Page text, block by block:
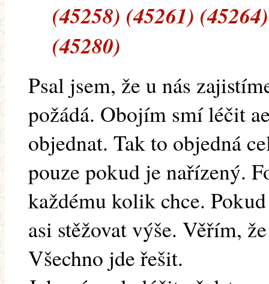
(45258) (45261)
(45280)
Psal jsem, že u nás
požádá. Obojím smí léčit
objednat. Tak to objedná
pouze pokud je nařízený.
každému kolik chce.
asi stěžovat výše. Věřím,
Všechno jde řešit.